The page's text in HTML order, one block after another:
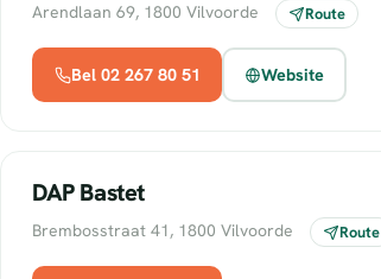
Arendlaan 69, 1800 Vilvoorde Route
Bel 02 267 80 51 Website
DAP Bastet
Brembosstraat 41, 1800 Vilvoorde Route